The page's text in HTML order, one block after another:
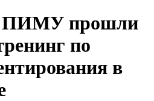
ПИМУ прошли
по
в